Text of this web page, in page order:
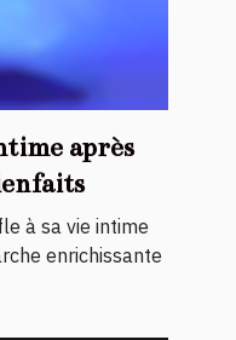
après
à sa vie intime
enrichissante